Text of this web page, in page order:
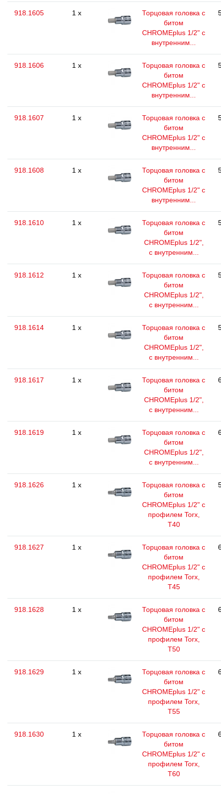
918.1605 1 x
Торцовая головка с
битом
CHROMEplus 1/2" с
внутренним...
918.1606 1 x
Торцовая головка с
битом
CHROMEplus 1/2" с
внутренним...
918.1607 1 x
Торцовая головка с
битом
CHROMEplus 1/2" с
внутренним...
918.1608 1 x
Торцовая головка с
битом
CHROMEplus 1/2" с
внутренним...
918.1610 1 x
Торцовая головка с
битом
CHROMEplus 1/2",
с внутренним...
918.1612 1 x
Торцовая головка с
битом
CHROMEplus 1/2",
с внутренним...
918.1614 1 x
Торцовая головка с
битом
CHROMEplus 1/2",
с внутренним...
918.1617 1 x
Торцовая головка с
битом
CHROMEplus 1/2",
с внутренним...
918.1619 1 x
Торцовая головка с
битом
CHROMEplus 1/2",
с внутренним...
918.1626 1 x
Торцовая головка с
битом
CHROMEplus 1/2" с
профилем Torx,
T40
918.1627 1 x
Торцовая головка с
битом
CHROMEplus 1/2" с
профилем Torx,
T45
918.1628 1 x
Торцовая головка с
битом
CHROMEplus 1/2" с
профилем Torx,
T50
918.1629 1 x
Торцовая головка с
битом
CHROMEplus 1/2" с
профилем Torx,
T55
918.1630 1 x
Торцовая головка с
битом
CHROMEplus 1/2" с
профилем Torx,
T60